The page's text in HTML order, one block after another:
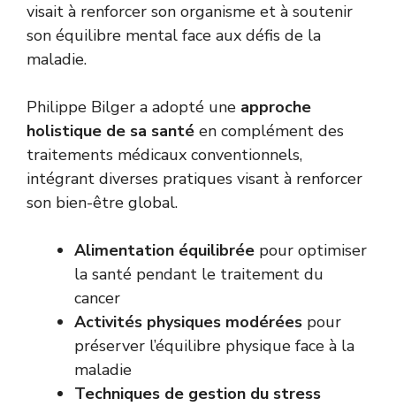
visait à renforcer son organisme et à soutenir
son équilibre mental face aux défis de la
maladie.
Philippe Bilger a adopté une approche
holistique de sa santé en complément des
traitements médicaux conventionnels,
intégrant diverses pratiques visant à renforcer
son bien-être global.
Alimentation équilibrée pour optimiser
la santé pendant le traitement du
cancer
Activités physiques modérées pour
préserver l’équilibre physique face à la
maladie
Techniques de gestion du stress